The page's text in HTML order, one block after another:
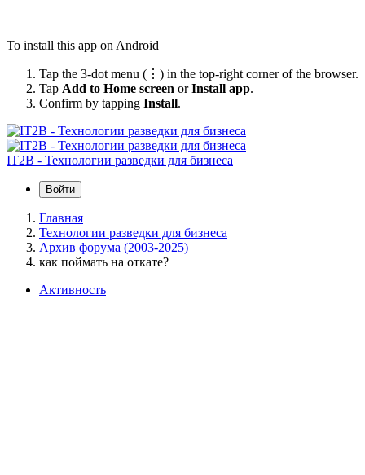
To install this app on Android
Tap the 3-dot menu (⋮) in the top-right corner of the browser.
Tap Add to Home screen orInstall app.
Confirm by tapping Install.
IT2B - Технологии разведки для бизнеса
Войти
Главная
Технологии разведки для бизнеса
Архив форума (2003-2025)
как поймать на откате?
Активность